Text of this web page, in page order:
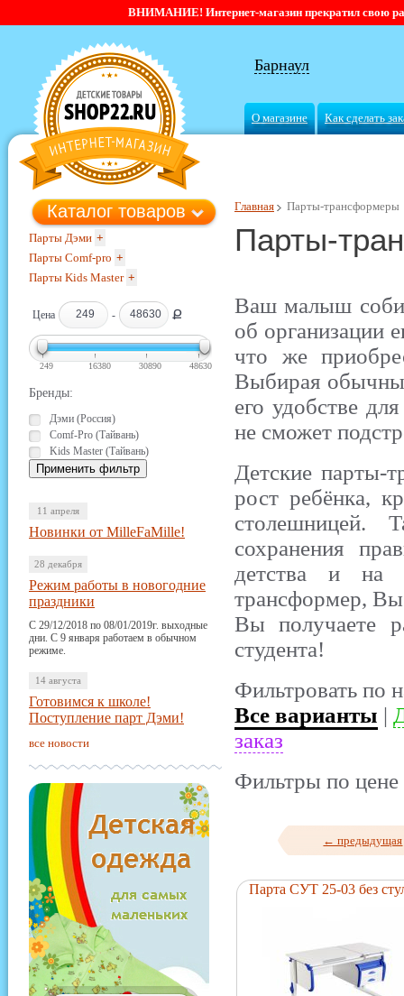
ВНИМАНИЕ! Интернет-магазин прекратил свою
Барнаул
О магазине Как сделать
Главная Парты-трансформеры
Парты-
Ваш малыш
об организации
что же
Выбирая
его удобстве
не сможет
Детские парты-
рост ребёнка,
столешницей.
сохранения
детства и на
трансформер, Вы
Вы получаете
студента!
Фильтровать по
Все варианты |
заказ
Фильтры по цене
Каталог товаров
Парты Дэми +
Парты Comf-pro +
Парты Kids Master +
Цена - Ք
249 16380 30890 48630
Бренды:
Дэми (Россия)
Comf-Pro (Тайвань)
Kids Master (Тайвань)
11 апреля
Новинки от MilleFaMille!
28 декабря
Режим работы в новогодние
праздники
С 29/12/2018 по 08/01/2019г. выходные
дни. С 9 января работаем в обычном
режиме.
14 августа
Готовимся к школе!
Поступление парт Дэми!
все новости
← предыдущая
Парта СУТ 25-03 без